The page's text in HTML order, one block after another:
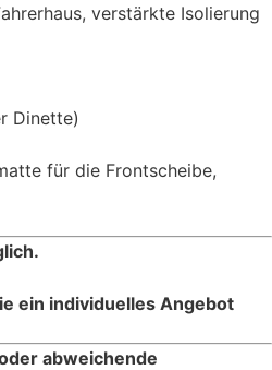
verstärkte Isolierung
Dinette)
für die Frontscheibe,
ein individuelles Angebot
abweichende